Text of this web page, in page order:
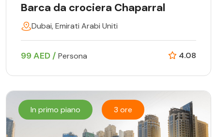
Barca da crociera Chaparral
Dubai, Emirati Arabi Uniti
99 AED / Persona 4.08
In primo piano 3 ore